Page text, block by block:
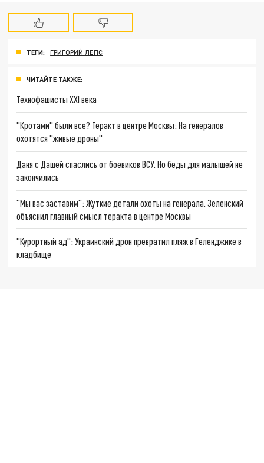
ТЕГИ: ГРИГОРИЙ ЛЕПС
ЧИТАЙТЕ ТАКЖЕ:
Технофашисты XXI века
"Кротами" были все? Теракт в центре Москвы: На генералов
охотятся "живые дроны"
Даня с Дашей спаслись от боевиков ВСУ. Но беды для малышей не
закончились
"Мы вас заставим": Жуткие детали охоты на генерала. Зеленский
объяснил главный смысл теракта в центре Москвы
"Курортный ад": Украинский дрон превратил пляж в Геленджике в
кладбище